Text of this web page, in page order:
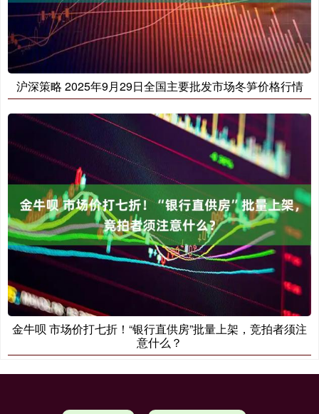
沪深策略 2025年9月29日全国主要批发市场冬笋价格行情
金牛呗 市场价打七折！“银行直供房”批量上架，竞拍者须注
意什么？